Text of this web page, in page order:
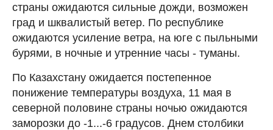
страны ожидаются сильные дожди, возможен
град и шквалистый ветер. По республике
ожидаются усиление ветра, на юге с пыльными
бурями, в ночные и утренние часы - туманы.
По Казахстану ожидается постепенное
понижение температуры воздуха, 11 мая в
северной половине страны ночью ожидаются
заморозки до -1...-6 градусов. Днем столбики